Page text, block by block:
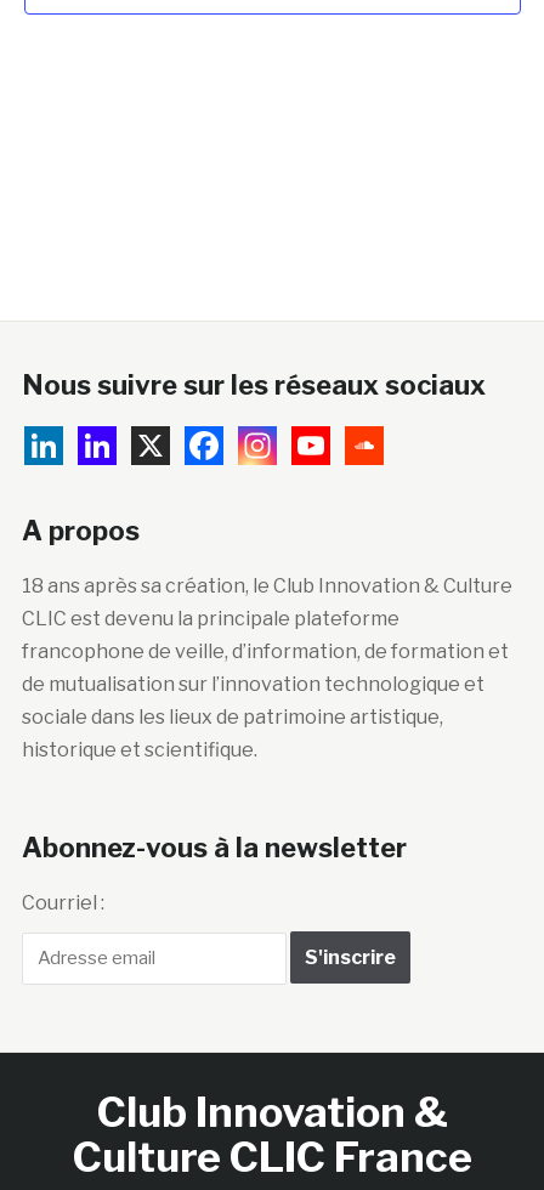
Nous suivre sur les réseaux sociaux
A propos
18 ans après sa création, le Club Innovation & Culture
CLIC est devenu la principale plateforme
francophone de veille, d’information, de formation et
de mutualisation sur l’innovation technologique et
sociale dans les lieux de patrimoine artistique,
historique et scientifique.
Abonnez-vous à la newsletter
Courriel :
Club Innovation &
Culture CLIC France